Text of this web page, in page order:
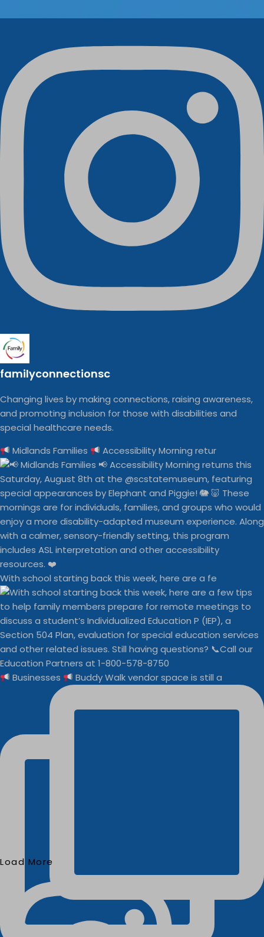
familyconnectionsc
Changing lives by making connections, raising awareness,
and promoting inclusion for those with disabilities and
special healthcare needs.
Midlands Families
Accessibility Morning retur
With school starting back this week, here are a fe
Businesses Buddy Walk vendor space is still a
Load More